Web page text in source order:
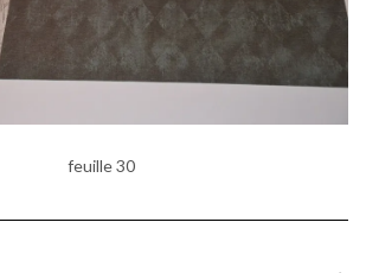
feuille 30